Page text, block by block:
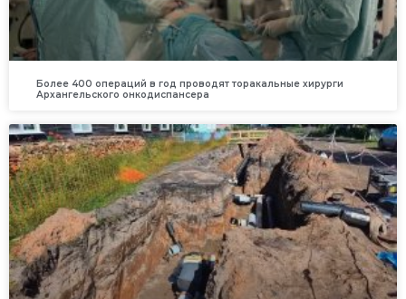
Более 400 операций в год проводят торакальные хирурги
Архангельского онкодиспансера